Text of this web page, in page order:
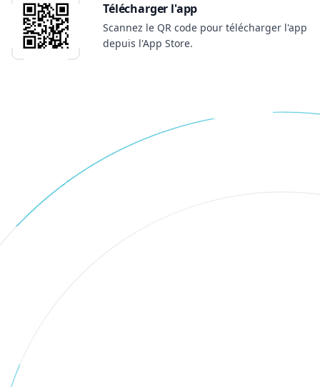
Télécharger l'app
Scannez le QR code pour télécharger l'app
depuis l'App Store.